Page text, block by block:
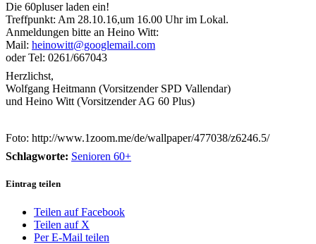
Die 60pluser laden ein!
Treffpunkt: Am 28.10.16,um 16.00 Uhr im Lokal.
Anmeldungen bitte an Heino Witt:
Mail: heinowitt@googlemail.com
oder Tel: 0261/667043
Herzlichst,
Wolfgang Heitmann (Vorsitzender SPD Vallendar)
und Heino Witt (Vorsitzender AG 60 Plus)
Foto: http://www.1zoom.me/de/wallpaper/477038/z6246.5/
Schlagworte: Senioren 60+
Eintrag teilen
Teilen auf Facebook
Teilen auf X
Per E-Mail teilen